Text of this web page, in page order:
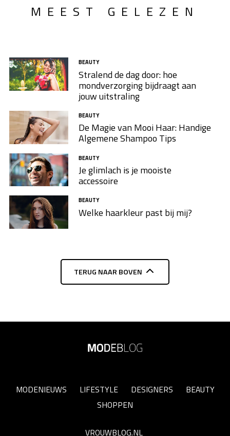
MEEST GELEZEN
BEAUTY
Stralend de dag door: hoe
mondverzorging bijdraagt aan
jouw uitstraling
BEAUTY
De Magie van Mooi Haar: Handige
Algemene Shampoo Tips
BEAUTY
Je glimlach is je mooiste
accessoire
BEAUTY
Welke haarkleur past bij mij?
TERUG NAAR BOVEN
MODENIEUWS LIFESTYLE DESIGNERS
BEAUTY
SHOPPEN
VROUWBLOG.NL